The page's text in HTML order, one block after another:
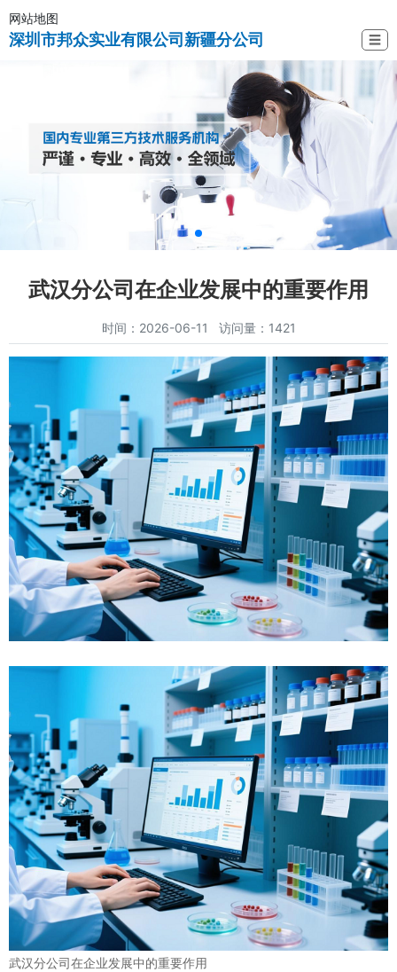
网站地图
深圳市邦众实业有限公司新疆分公司 ☰
武汉分公司在企业发展中的重要作用
时间：2026-06-11 访问量：1421
武汉分公司在企业发展中的重要作用